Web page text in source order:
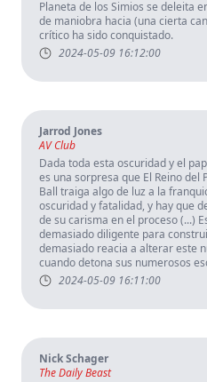
Planeta de los Simios se deleita
de maniobra hacia (una cierta
crítico ha sido conquistado.
2024-05-09 16:12:00
Jarrod Jones
AV Club
Dada toda esta oscuridad y el
es una sorpresa que El Reino del
Ball traiga algo de luz a la
oscuridad y fatalidad, y hay que
de su carisma en el proceso (...)
demasiado diligente para
demasiado reacia a alterar este
cuando detona sus numerosos
2024-05-09 16:11:00
Nick Schager
The Daily Beast